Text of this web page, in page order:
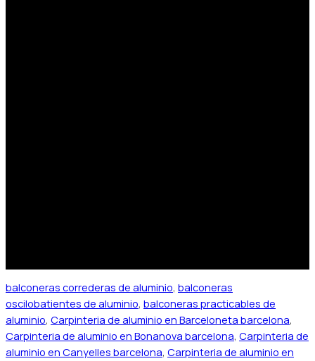
balconeras correderas de aluminio, balconeras
oscilobatientes de aluminio, balconeras practicables de
aluminio, Carpinteria de aluminio en Barceloneta barcelona,
Carpinteria de aluminio en Bonanova barcelona, Carpinteria de
aluminio en Canyelles barcelona, Carpinteria de aluminio en